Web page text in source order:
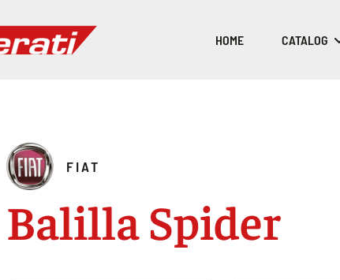
HOME CATALOG
FIAT
Balilla Spider